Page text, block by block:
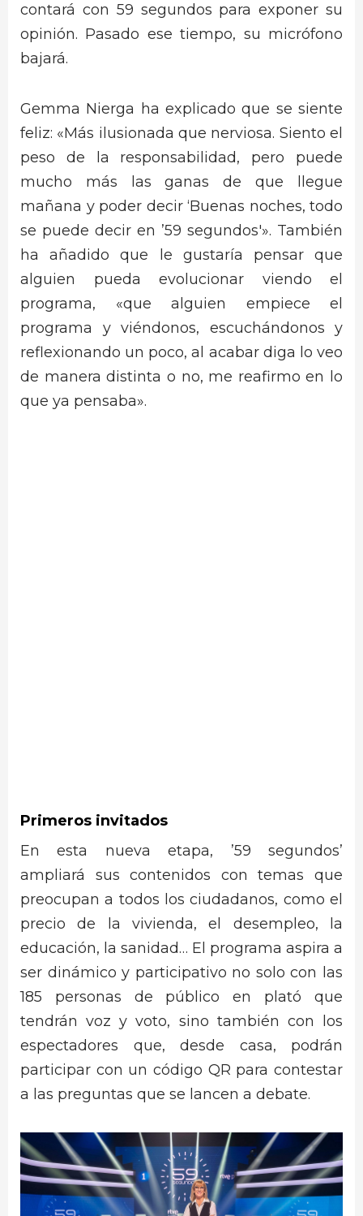
contará con 59 segundos para exponer su
opinión. Pasado ese tiempo, su micrófono
bajará.
Gemma Nierga ha explicado que se siente
feliz: «Más ilusionada que nerviosa. Siento el
peso de la responsabilidad, pero puede
mucho más las ganas de que llegue
mañana y poder decir ‘Buenas noches, todo
se puede decir en ’59 segundos'». También
ha añadido que le gustaría pensar que
alguien pueda evolucionar viendo el
programa, «que alguien empiece el
programa y viéndonos, escuchándonos y
reflexionando un poco, al acabar diga lo veo
de manera distinta o no, me reafirmo en lo
que ya pensaba».
Primeros invitados
En esta nueva etapa, ’59 segundos’
ampliará sus contenidos con temas que
preocupan a todos los ciudadanos, como el
precio de la vivienda, el desempleo, la
educación, la sanidad… El programa aspira a
ser dinámico y participativo no solo con las
185 personas de público en plató que
tendrán voz y voto, sino también con los
espectadores que, desde casa, podrán
participar con un código QR para contestar
a las preguntas que se lancen a debate.